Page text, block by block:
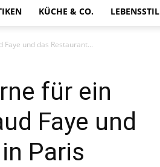
Gastrosofie
KÜCHE & CO. LEBENSSTIL
und das Restaurant...
für ein
Faye und
Paris